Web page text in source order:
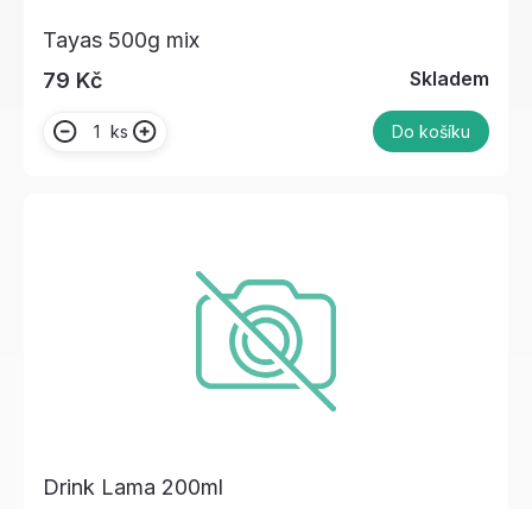
Tayas 500g mix
79 Kč
Skladem
ks Do košíku
Drink Lama 200ml